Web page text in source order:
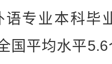
语专业本科毕
国平均水平